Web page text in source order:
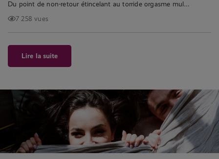
Du point de non-retour étincelant au torride orgasme mul…
7 258 vues
Lire la suite